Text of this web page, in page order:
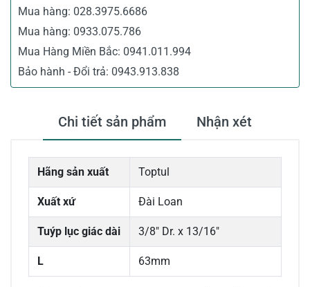
Mua hàng: 028.3975.6686
Mua hàng: 0933.075.786
Mua Hàng Miền Bắc: 0941.011.994
Bảo hành - Đổi trả: 0943.913.838
Chi tiết sản phẩm Nhận xét
Hãng sản xuất Toptul
Xuất xứ Đài Loan
Tuýp lục giác dài 3/8" Dr. x 13/16"
L 63mm